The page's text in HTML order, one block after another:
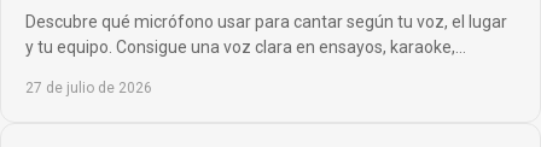
Descubre qué micrófono usar para cantar según tu voz, el lugar
y tu equipo. Consigue una voz clara en ensayos, karaoke,
27 de julio de 2026